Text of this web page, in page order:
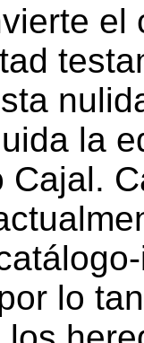
la
Cajal.
lo